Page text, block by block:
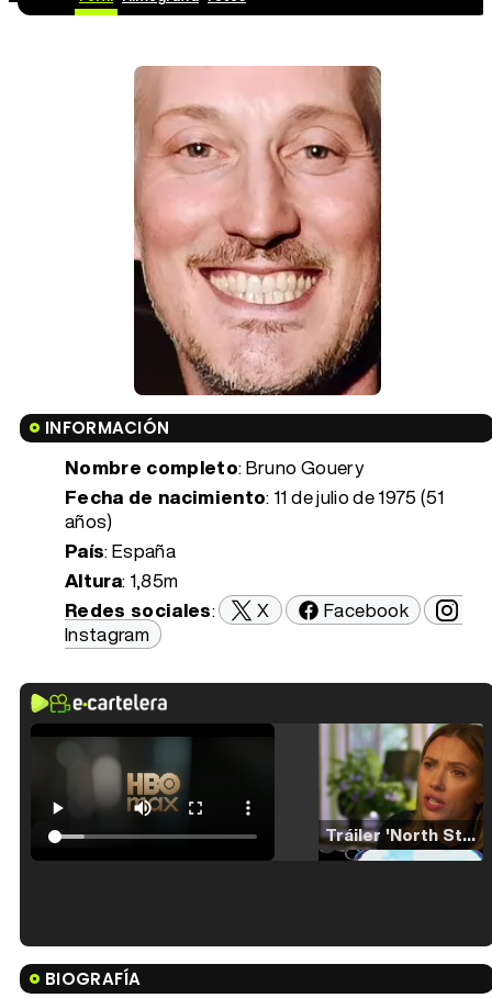
INFORMACIÓN
Nombre completo: Bruno Gouery
Fecha de nacimiento: 11 de julio de 1975 (51
años)
País: España
Altura: 1,85m
Redes sociales: X
Facebook
Instagram
Tráiler 'North Star' (2023)
Tráiler en español de 'La isla olvidada'
BIOGRAFÍA